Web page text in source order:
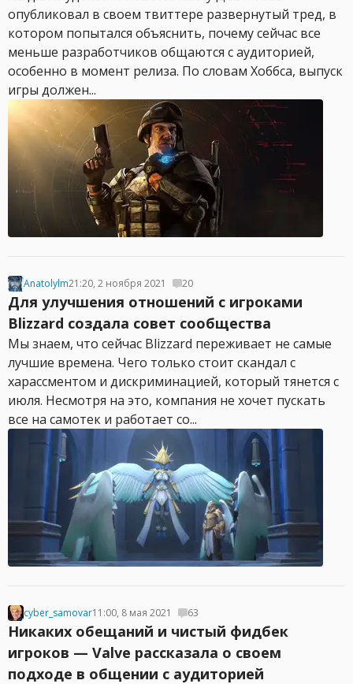
опубликовал в своем твиттере развернутый тред, в
котором попытался объяснить, почему сейчас все
меньше разработчиков общаются с аудиторией,
особенно в момент релиза. По словам Хоббса, выпуск
игры должен...
Anatolylm21:20, 2 ноября 2021 20
Для улучшения отношений с игроками
Blizzard создала совет сообщества
Мы знаем, что сейчас Blizzard переживает не самые
лучшие времена. Чего только стоит скандал с
харассментом и дискриминацией, который тянется с
июля. Несмотря на это, компания не хочет пускать
все на самотек и работает со...
cyber_samovar11:00, 8 мая 2021 63
Никаких обещаний и чистый фидбек
игроков — Valve рассказала о своем
подходе в общении с аудиторией